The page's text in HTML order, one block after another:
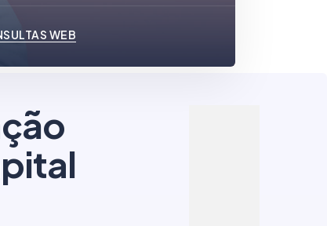
WEB